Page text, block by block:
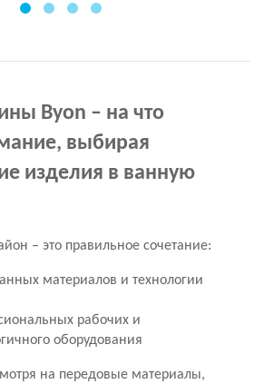
Byon – на что
выбирая
изделия в ванную
– это правильное сочетание:
материалов и технологии
рабочих и
оборудования
на передовые материалы,